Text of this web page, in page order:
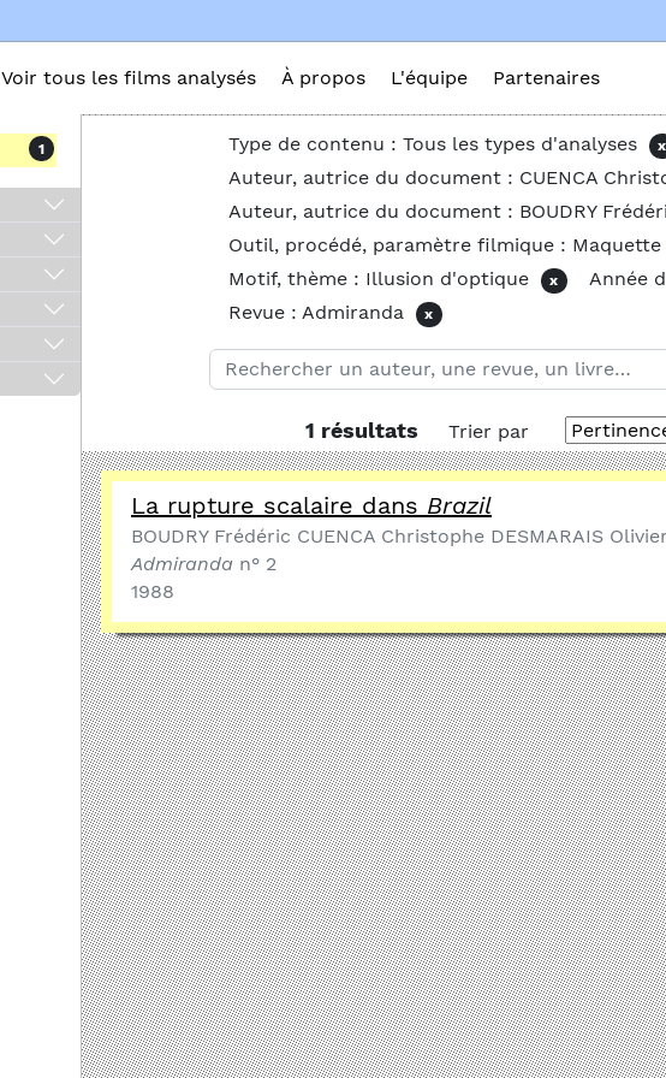
Voir tous les films analysés À propos L'équipe Partenaires
1 Type de contenu : Tous les types d'analyses x
Auteur, autrice du document : CUENCA
Auteur, autrice du document : BOUDRY
Outil, procédé, paramètre filmique : Maquette
Motif, thème : Illusion d'optique x Année
Revue : Admiranda x
1 résultats Trier par
La rupture scalaire dans Brazil
BOUDRY Frédéric CUENCA Christophe DESMARAIS Olivier
Admiranda n° 2
1988